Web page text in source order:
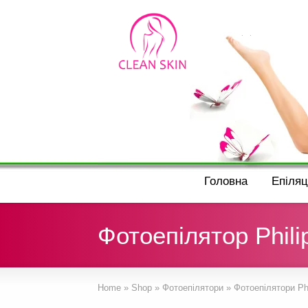
Головна
Фотоепілятор
Home » Shop » Фотоепілятори » Фотоепілятори